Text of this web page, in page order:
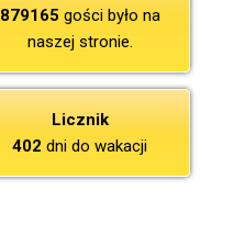
879165 gości było na
naszej stronie.
Licznik
402 dni do wakacji